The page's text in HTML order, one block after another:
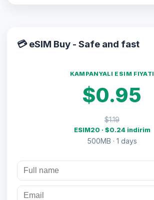
💳 eSIM Buy - Safe and fast
KAMPANYALI ESIM FIYATI
$0.95
$1.19
ESIM20 · $0.24 indirim
500MB · 1 days